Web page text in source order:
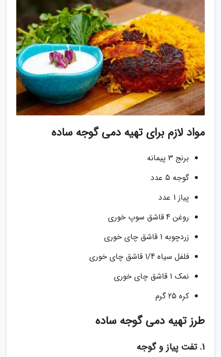
مواد لازم برای تهیه دمی گوجه ساده
برنج 3 پیمانه
گوجه 5 عدد
پیاز 1 عدد
روغن 4 قاشق سوپ خوری
زردچوبه 1 قاشق چای خوری
فلفل سیاه 1/4 قاشق چای خوری
نمک 1 قاشق چای خوری
کره 25 گرم
طرز تهیه دمی گوجه ساده
1. تفت پیاز و گوجه